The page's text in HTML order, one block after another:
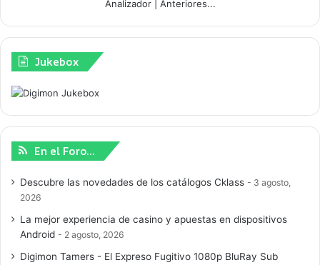
Analizador| Anteriores...
Jukebox
En el Foro…
Descubre las novedades de los catálogos Cklass
3 agosto,
2026
La mejor experiencia de casino y apuestas en dispositivos
Android
2 agosto, 2026
Digimon Tamers - El Expreso Fugitivo 1080p BluRay Sub